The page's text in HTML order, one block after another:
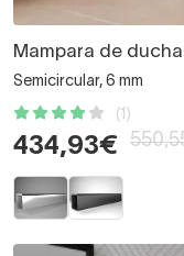
Mampara de ducha
Semicircular, 6 mm
(1)
434,93€